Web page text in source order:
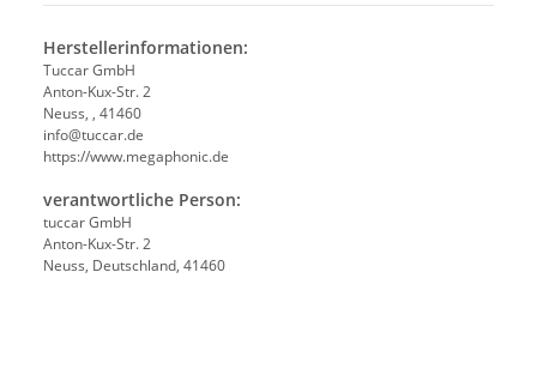
Herstellerinformationen:
Tuccar GmbH
Anton-Kux-Str. 2
Neuss, , 41460
info@tuccar.de
https://www.megaphonic.de
verantwortliche Person:
tuccar GmbH
Anton-Kux-Str. 2
Neuss, Deutschland, 41460